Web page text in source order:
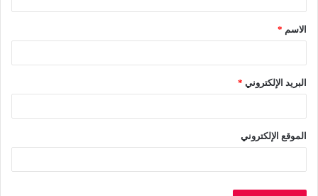
ق
*الاسم *
البريد الإلكتروني *
الموقع الإلكتروني